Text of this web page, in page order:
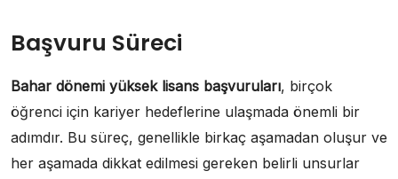
Başvuru Süreci
Bahar dönemi yüksek lisans başvuruları, birçok
öğrenci için kariyer hedeflerine ulaşmada önemli bir
adımdır. Bu süreç, genellikle birkaç aşamadan oluşur ve
her aşamada dikkat edilmesi gereken belirli unsurlar